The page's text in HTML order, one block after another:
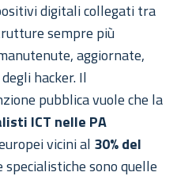
digitali collegati tra
sempre più
aggiornate,
hacker. Il
pubblica vuole che la
ICT nelle PA
vicini al 30% del
specialistiche sono quelle